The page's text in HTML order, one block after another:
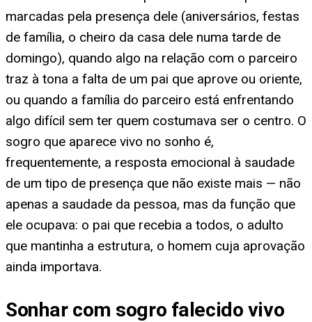
marcadas pela presença dele (aniversários, festas
de família, o cheiro da casa dele numa tarde de
domingo), quando algo na relação com o parceiro
traz à tona a falta de um pai que aprove ou oriente,
ou quando a família do parceiro está enfrentando
algo difícil sem ter quem costumava ser o centro. O
sogro que aparece vivo no sonho é,
frequentemente, a resposta emocional à saudade
de um tipo de presença que não existe mais — não
apenas a saudade da pessoa, mas da função que
ele ocupava: o pai que recebia a todos, o adulto
que mantinha a estrutura, o homem cuja aprovação
ainda importava.
Sonhar com sogro falecido vivo